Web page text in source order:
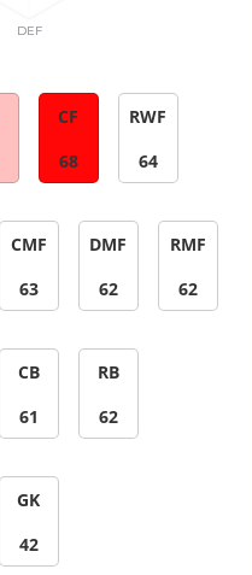
CF
68
RWF
64
CMF
63
DMF
62
RMF
62
CB
61
RB
62
GK
42